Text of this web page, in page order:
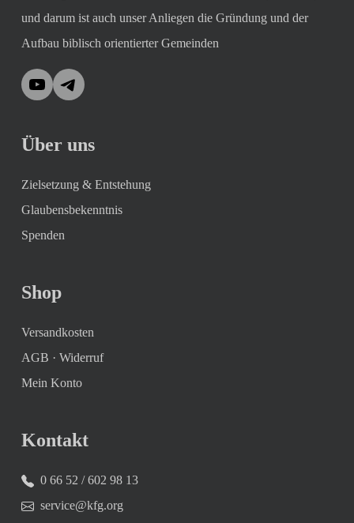
und darum ist auch unser Anliegen die Gründung und der
Aufbau biblisch orientierter Gemeinden
YouTubeTelegram
Über uns
Zielsetzung & Entstehung
Glaubensbekenntnis
Spenden
Shop
Versandkosten
AGB · Widerruf
Mein Konto
Kontakt
0 66 52 / 602 98 13
service@kfg.org